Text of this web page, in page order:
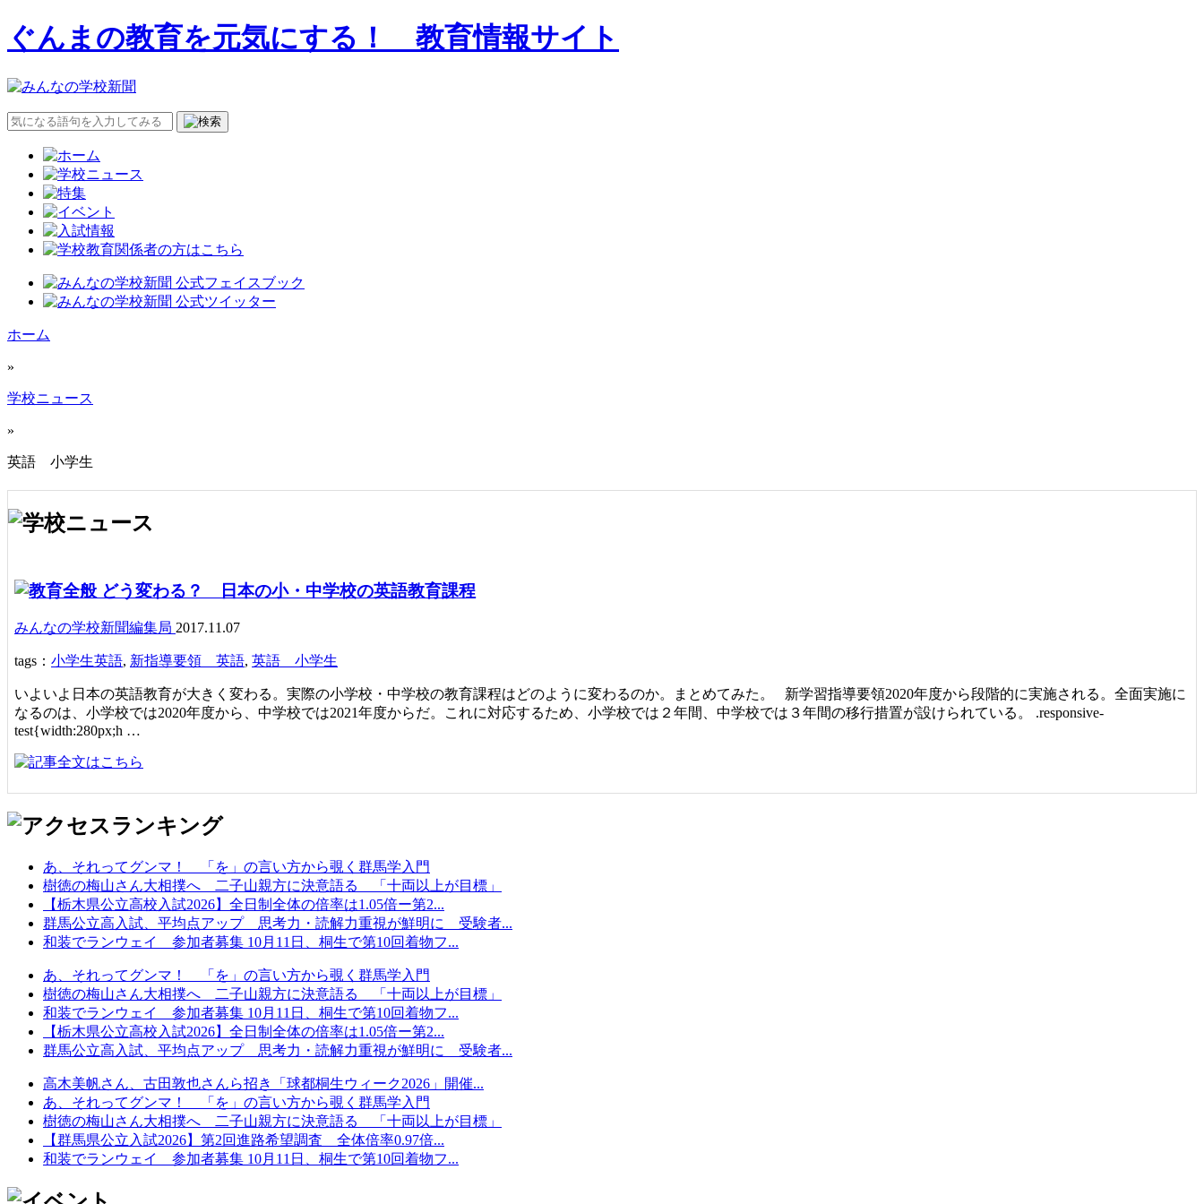
ぐんまの教育を元気にする！ 教育情報サイト
ホーム
»
学校ニュース
»
英語 小学生
どう変わる？ 日本の小・中学校の英語教育課程
みんなの学校新聞編集局 2017.11.07
tags： 小学生英語, 新指導要領 英語, 英語 小学生
いよいよ日本の英語教育が大きく変わる。実際の小学校・中学校の教育課程はどのように変わるのか。まとめてみた。 新学習指導要領2020年度から段階的に実施される。全面実施に
なるのは、小学校では2020年度から、中学校では2021年度からだ。これに対応するため、小学校では２年間、中学校では３年間の移行措置が設けられている。 .responsive-
test{width:280px;h …
あ、それってグンマ！ 「を」の言い方から覗く群馬学入門
樹徳の梅山さん大相撲へ 二子山親方に決意語る 「十両以上が目標」
【栃木県公立高校入試2026】全日制全体の倍率は1.05倍ー第2...
群馬公立高入試、平均点アップ 思考力・読解力重視が鮮明に 受験者...
和装でランウェイ 参加者募集 10月11日、桐生で第10回着物フ...
あ、それってグンマ！ 「を」の言い方から覗く群馬学入門
樹徳の梅山さん大相撲へ 二子山親方に決意語る 「十両以上が目標」
和装でランウェイ 参加者募集 10月11日、桐生で第10回着物フ...
【栃木県公立高校入試2026】全日制全体の倍率は1.05倍ー第2...
群馬公立高入試、平均点アップ 思考力・読解力重視が鮮明に 受験者...
高木美帆さん、古田敦也さんら招き「球都桐生ウィーク2026」開催...
あ、それってグンマ！ 「を」の言い方から覗く群馬学入門
樹徳の梅山さん大相撲へ 二子山親方に決意語る 「十両以上が目標」
【群馬県公立入試2026】第2回進路希望調査 全体倍率0.97倍...
和装でランウェイ 参加者募集 10月11日、桐生で第10回着物フ...